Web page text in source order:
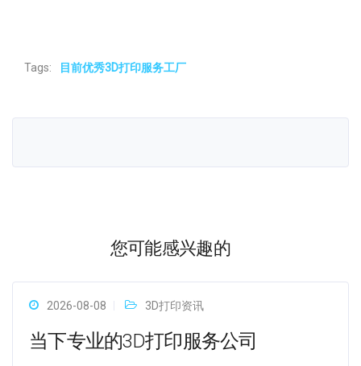
Tags: 目前优秀3D打印服务工厂
您可能感兴趣的
2026-08-08 3D打印资讯
当下专业的3D打印服务公司